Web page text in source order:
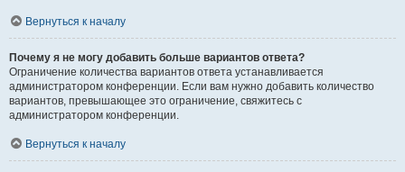
Вернуться к началу
Почему я не могу добавить больше вариантов ответа?
Ограничение количества вариантов ответа устанавливается
администратором конференции. Если вам нужно добавить количество
вариантов, превышающее это ограничение, свяжитесь с
администратором конференции.
Вернуться к началу